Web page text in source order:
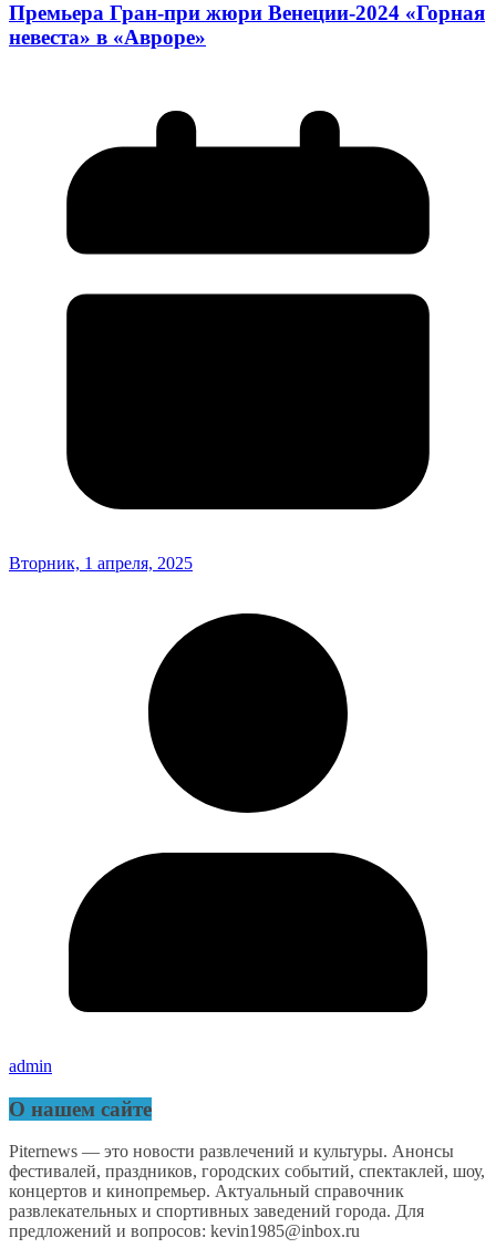
Премьера Гран-при жюри Венеции-2024 «Горная
невеста» в «Авроре»
Вторник, 1 апреля, 2025
admin
О нашем сайте
Piternews — это новости развлечений и культуры. Анонсы
фестивалей, праздников, городских событий, спектаклей, шоу,
концертов и кинопремьер. Актуальный справочник
развлекательных и спортивных заведений города. Для
предложений и вопросов: kevin1985@inbox.ru